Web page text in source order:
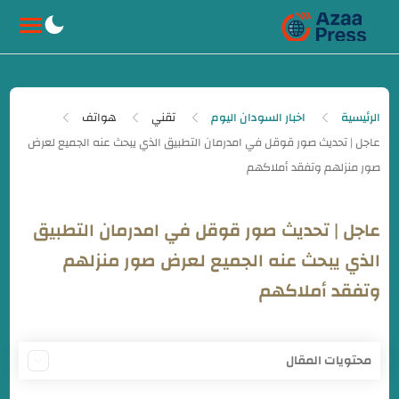
الرئيسية اخبار السودان اليوم تقني هواتف
عاجل | تحديث صور قوقل في امدرمان التطبيق
الذي يبحث عنه الجميع لعرض صور منزلهم
وتفقد أملاكهم
محتويات المقال